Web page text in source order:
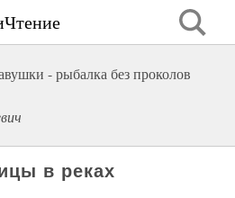
- рыбалка без проколов
в реках